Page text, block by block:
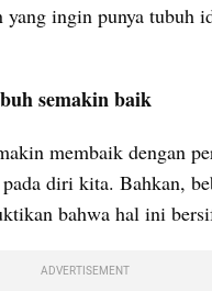
yang ingin punya tubuh
semakin baik
membaik dengan
diri kita. Bahkan,
bahwa hal ini
ADVERTISEMENT